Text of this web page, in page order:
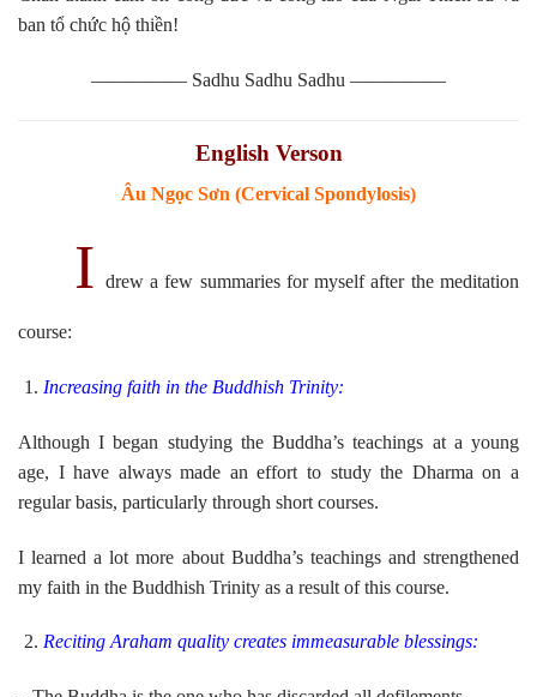
ban tổ chức hộ thiền!
————— Sadhu Sadhu Sadhu —————
English Verson
Âu Ngọc Sơn (Cervical Spondylosis)
I drew a few summaries for myself after the meditation
course:
Increasing faith in the Buddhish Trinity:
Although I began studying the Buddha’s teachings at a young
age, I have always made an effort to study the Dharma on a
regular basis, particularly through short courses.
I learned a lot more about Buddha’s teachings and strengthened
my faith in the Buddhish Trinity as a result of this course.
Reciting Araham quality creates immeasurable blessings: